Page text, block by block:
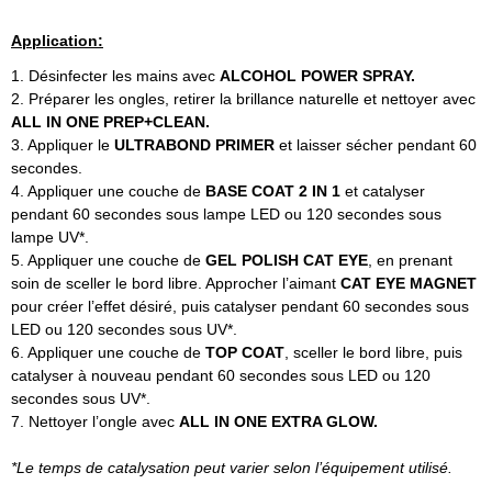
Application:
1. Désinfecter les mains avec ALCOHOL POWER SPRAY.
2. Préparer les ongles, retirer la brillance naturelle et nettoyer avec
ALL IN ONE PREP+CLEAN.
3. Appliquer le ULTRABOND PRIMER et laisser sécher pendant 60
secondes.
4. Appliquer une couche de BASE COAT 2 IN 1 et catalyser
pendant 60 secondes sous lampe LED ou 120 secondes sous
lampe UV*.
5. Appliquer une couche de GEL POLISH CAT EYE , en prenant
soin de sceller le bord libre. Approcher l’aimant CAT EYE MAGNET
pour créer l’effet désiré, puis catalyser pendant 60 secondes sous
LED ou 120 secondes sous UV*.
6. Appliquer une couche de TOP COAT , sceller le bord libre, puis
catalyser à nouveau pendant 60 secondes sous LED ou 120
secondes sous UV*.
7. Nettoyer l’ongle avec ALL IN ONE EXTRA GLOW.
*Le temps de catalysation peut varier selon l’équipement utilisé.